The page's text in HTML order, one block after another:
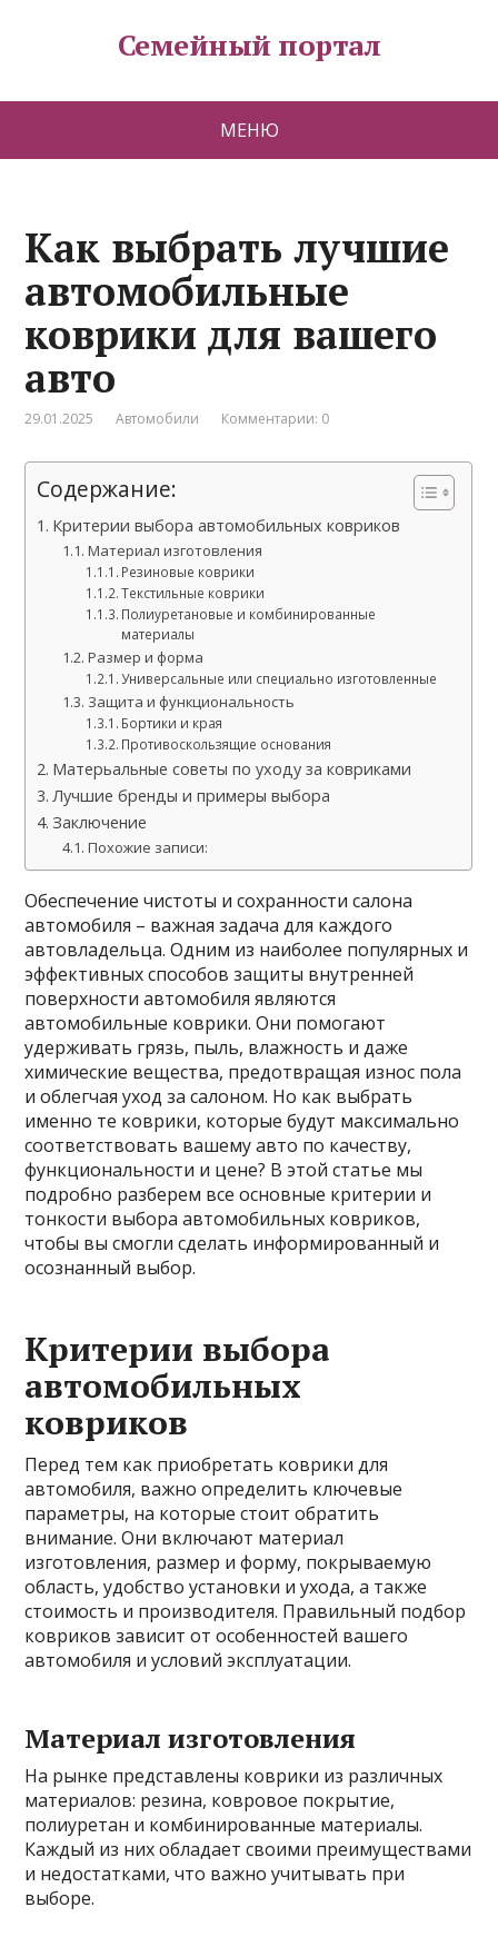
Семейный портал
МЕНЮ
Как выбрать лучшие
автомобильные
коврики для вашего
авто
29.01.2025 Автомобили Комментарии: 0
Содержание:
Критерии выбора автомобильных ковриков
Материал изготовления
Резиновые коврики
Текстильные коврики
Полиуретановые и комбинированные
материалы
Размер и форма
Универсальные или специально изготовленные
Защита и функциональность
Бортики и края
Противоскользящие основания
Матерьальные советы по уходу за ковриками
Лучшие бренды и примеры выбора
Заключение
Похожие записи:
Обеспечение чистоты и сохранности салона
автомобиля – важная задача для каждого
автовладельца. Одним из наиболее популярных и
эффективных способов защиты внутренней
поверхности автомобиля являются
автомобильные коврики. Они помогают
удерживать грязь, пыль, влажность и даже
химические вещества, предотвращая износ пола
и облегчая уход за салоном. Но как выбрать
именно те коврики, которые будут максимально
соответствовать вашему авто по качеству,
функциональности и цене? В этой статье мы
подробно разберем все основные критерии и
тонкости выбора автомобильных ковриков,
чтобы вы смогли сделать информированный и
осознанный выбор.
Критерии выбора
автомобильных
ковриков
Перед тем как приобретать коврики для
автомобиля, важно определить ключевые
параметры, на которые стоит обратить
внимание. Они включают материал
изготовления, размер и форму, покрываемую
область, удобство установки и ухода, а также
стоимость и производителя. Правильный подбор
ковриков зависит от особенностей вашего
автомобиля и условий эксплуатации.
Материал изготовления
На рынке представлены коврики из различных
материалов: резина, ковровое покрытие,
полиуретан и комбинированные материалы.
Каждый из них обладает своими преимуществами
и недостатками, что важно учитывать при
выборе.